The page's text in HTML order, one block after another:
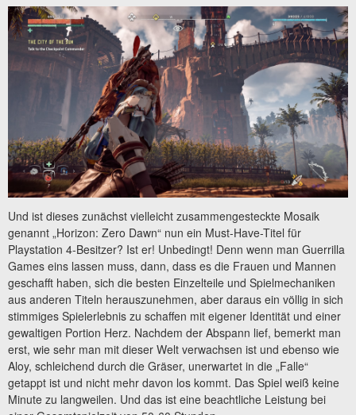
Und ist dieses zunächst vielleicht zusammengesteckte Mosaik
genannt „Horizon: Zero Dawn“ nun ein Must-Have-Titel für
Playstation 4-Besitzer? Ist er! Unbedingt! Denn wenn man Guerrilla
Games eins lassen muss, dann, dass es die Frauen und Mannen
geschafft haben, sich die besten Einzelteile und Spielmechaniken
aus anderen Titeln herauszunehmen, aber daraus ein völlig in sich
stimmiges Spielerlebnis zu schaffen mit eigener Identität und einer
gewaltigen Portion Herz. Nachdem der Abspann lief, bemerkt man
erst, wie sehr man mit dieser Welt verwachsen ist und ebenso wie
Aloy, schleichend durch die Gräser, unerwartet in die „Falle“
getappt ist und nicht mehr davon los kommt. Das Spiel weiß keine
Minute zu langweilen. Und das ist eine beachtliche Leistung bei